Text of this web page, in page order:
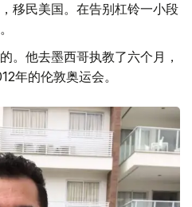
移民美国。在告别杠铃一小段
。他去墨西哥执教了六个月，
年的伦敦奥运会。